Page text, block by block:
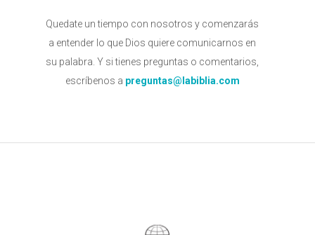
Quedate un tiempo con nosotros y comenzarás
a entender lo que Dios quiere comunicarnos en
su palabra. Y si tienes preguntas o comentarios,
escríbenos a preguntas@labiblia.com